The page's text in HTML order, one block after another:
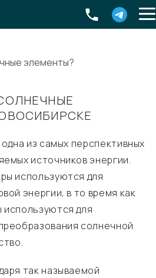
элементы?
из самых перспективных
источников энергии.
используются для
энергии, в то время как
для
солнечной
так называемой
Екатеринбург ,